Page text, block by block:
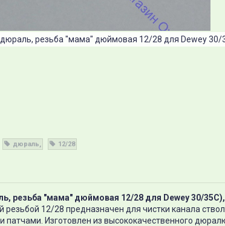
резьба "мама" дюймовая 12/28 для Dewey 30/
дюраль 12/28
резьба "мама" дюймовая 12/28 для Dewey 30/35C),
резьбой 12/28 предназначен для чистки канала
Изготовлен из высококачественного